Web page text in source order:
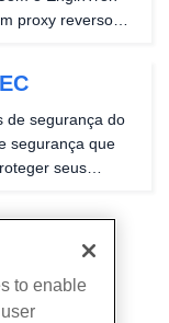
proxy reverso
de segurança do
segurança que
seus
DNS...
to enable